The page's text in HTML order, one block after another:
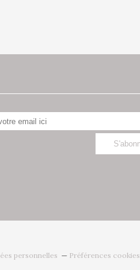
personnelles Préférences cookies